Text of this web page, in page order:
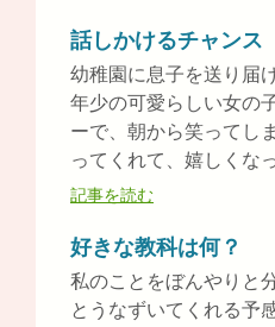
話しかけるチャンス
幼稚園に息子を送り届
年少の可愛らしい女の
ーで、朝から笑ってし
ってくれて、嬉しくな
記事を読む
好きな教科は何？
私のことをぼんやりと
とうなずいてくれる予